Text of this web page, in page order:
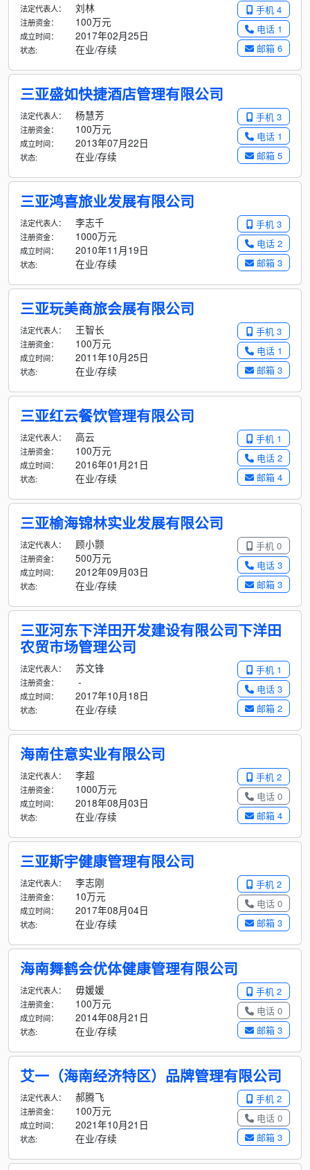
手机 4
电话 1
邮箱 6
法定代表人： 刘林
注册资金： 100万元
成立时间： 2017年02月25日
状态: 在业/存续
三亚盛如快捷酒店管理有限公司
手机 3
电话 1
邮箱 5
法定代表人： 杨慧芳
注册资金： 100万元
成立时间： 2013年07月22日
状态: 在业/存续
三亚鸿喜旅业发展有限公司
手机 3
电话 2
邮箱 3
法定代表人： 李志千
注册资金： 1000万元
成立时间： 2010年11月19日
状态: 在业/存续
三亚玩美商旅会展有限公司
手机 3
电话 1
邮箱 3
法定代表人： 王智长
注册资金： 100万元
成立时间： 2011年10月25日
状态: 在业/存续
三亚红云餐饮管理有限公司
手机 1
电话 2
邮箱 4
法定代表人： 高云
注册资金： 100万元
成立时间： 2016年01月21日
状态: 在业/存续
三亚榆海锦林实业发展有限公司
手机 0
电话 3
邮箱 3
法定代表人： 顾小颢
注册资金： 500万元
成立时间： 2012年09月03日
状态: 在业/存续
三亚河东下洋田开发建设有限公司下洋田
农贸市场管理公司
手机 1
电话 3
邮箱 2
法定代表人： 苏文锋
注册资金： -
成立时间： 2017年10月18日
状态: 在业/存续
海南住意实业有限公司
手机 2
电话 0
邮箱 4
法定代表人： 李超
注册资金： 1000万元
成立时间： 2018年08月03日
状态: 在业/存续
三亚斯宇健康管理有限公司
手机 2
电话 0
邮箱 3
法定代表人： 李志刚
注册资金： 10万元
成立时间： 2017年08月04日
状态: 在业/存续
海南舞鹤会优体健康管理有限公司
手机 2
电话 0
邮箱 3
法定代表人： 毋媛媛
注册资金： 100万元
成立时间： 2014年08月21日
状态: 在业/存续
艾一（海南经济特区）品牌管理有限公司
手机 2
电话 0
邮箱 3
法定代表人： 郝腾飞
注册资金： 100万元
成立时间： 2021年10月21日
状态: 在业/存续